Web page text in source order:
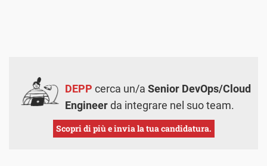
DEPP cerca un/a Senior DevOps/Cloud
Engineerda integrare nel suo team.
Scopri di più e invia la tua candidatura.